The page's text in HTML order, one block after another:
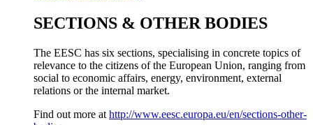
SECTIONS & OTHER BODIES
The EESC has six sections, specialising in concrete topics of
relevance to the citizens of the European Union, ranging from
social to economic affairs, energy, environment, external
relations or the internal market.
Find out more at http://www.eesc.europa.eu/en/sections-other-